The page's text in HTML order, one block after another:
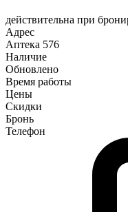
действительна при
Адрес
Аптека 576
Наличие
Обновлено
Время работы
Цены
Скидки
Бронь
Телефон